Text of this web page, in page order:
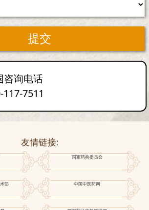
咨询电话
117-7511
友情链接:
国家药典委员会
部 中国中医药网